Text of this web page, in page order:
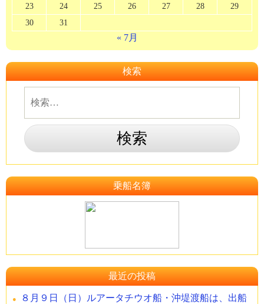
23
24 25 26 27 28
29
30
31
« 7月
検索
乗船名簿
最近の投稿
８月９日（日）ルアータチウオ船・沖堤渡船は、出船